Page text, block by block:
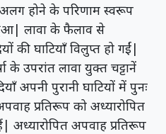
होने के परिणाम स्वरूप
हुआ| लावा के फैलाव से
की घाटियाँ विलुप्त हो गईं|
के उपरांत लावा युक्त चट्टानें
अपनी पुरानी घाटियों में पुनः
प्रतिरूप को अध्यारोपित
अध्यारोपित अपवाह प्रतिरूप